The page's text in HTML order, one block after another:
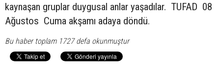
kaynaşan gruplar duygusal anlar yaşadılar. TUFAD 08
Ağustos Cuma akşamı adaya döndü.
Bu haber toplam 1727 defa okunmuştur